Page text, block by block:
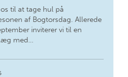
til at tage hul på
af Bogtorsdag. Allerede
inviterer vi til en
med…